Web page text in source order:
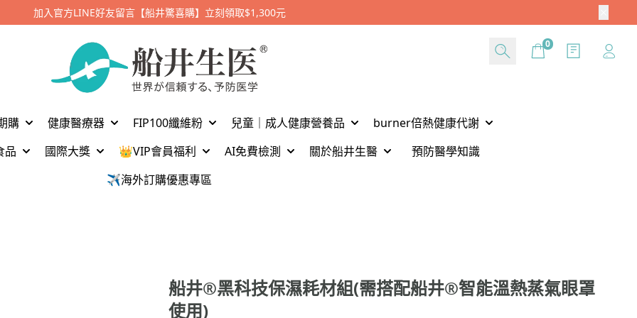
加入官方LINE好友留言【船井驚喜購】立刻領取$1,300元
Cart0
購 健康醫療器 FIP100纖維粉 兒童｜成人健康營養品
burner倍熱健康代謝
品
國際大獎 👑VIP會員福利 AI免費檢測 關於船井生醫
預防醫學知識
✈️海外訂購優惠專區
船井®黑科技保濕耗材組(需搭配船井®智能溫熱蒸氣眼罩
使用)